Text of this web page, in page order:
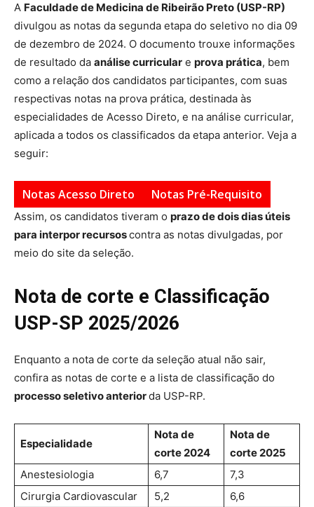
A Faculdade de Medicina de Ribeirão Preto (USP-RP)
divulgou as notas da segunda etapa do seletivo no dia 09
de dezembro de 2024. O documento trouxe informações
de resultado da análise curricular e prova prática, bem
como a relação dos candidatos participantes, com suas
respectivas notas na prova prática, destinada às
especialidades de Acesso Direto, e na análise curricular,
aplicada a todos os classificados da etapa anterior. Veja a
seguir:
Notas Acesso Direto Notas Pré-Requisito
Assim, os candidatos tiveram o prazo de dois dias úteis
para interpor recursoscontra as notas divulgadas, por
meio do site da seleção.
Nota de corte e Classificação
USP-SP 2025/2026
Enquanto a nota de corte da seleção atual não sair,
confira as notas de corte e a lista de classificação do
processo seletivo anteriorda USP-RP.
Especialidade
Nota de
corte 2024
Nota de
corte 2025
Anestesiologia
6,7
7,3
Cirurgia Cardiovascular
5,2
6,6